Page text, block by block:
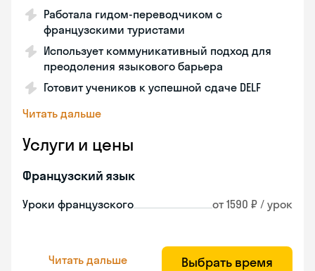
Работала гидом-переводчиком с
французскими туристами
Использует коммуникативный подход для
преодоления языкового барьера
Готовит учеников к успешной сдаче DELF
Читать дальше
Услуги и цены
Французский язык
Уроки французского от 1590 ₽ / урок
Читать дальше Выбрать время